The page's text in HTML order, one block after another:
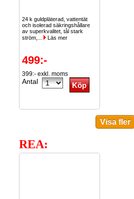
24 k guldpläterad, vattentät
och isolerad säkringshållare
av superkvalitet, tål stark
ström,...
Läs mer
499:-
399:- exkl. moms
Antal
REA: